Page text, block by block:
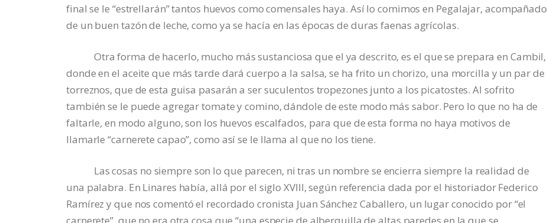
final se le “estrellarán” tantos huevos como comensales haya. Así lo comimos en Pegalajar, acompañado
de un buen tazón de leche, como ya se hacía en las épocas de duras faenas agrícolas.
Otra forma de hacerlo, mucho más sustanciosa que el ya descrito, es el que se prepara en Cambil,
donde en el aceite que más tarde dará cuerpo a la salsa, se ha frito un chorizo, una morcilla y un par de
torreznos, que de esta guisa pasarán a ser suculentos tropezones junto a los picatostes. Al sofrito
también se le puede agregar tomate y comino, dándole de este modo más sabor. Pero lo que no ha de
faltarle, en modo alguno, son los huevos escalfados, para que de esta forma no haya motivos de
llamarle “carnerete capao”, como así se le llama al que no los tiene.
Las cosas no siempre son lo que parecen, ni tras un nombre se encierra siempre la realidad de
una palabra. En Linares había, allá por el siglo XVIII, según referencia dada por el historiador Federico
Ramírez y que nos comentó el recordado cronista Juan Sánchez Caballero, un lugar conocido por “el